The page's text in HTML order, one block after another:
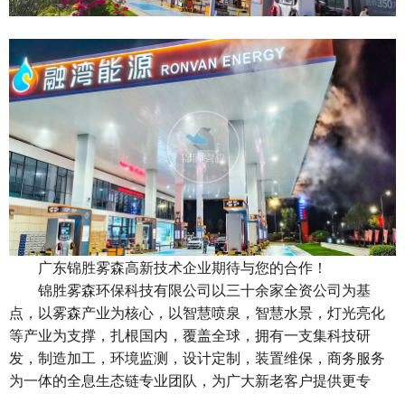
广东锦胜雾森高新技术企业期待与您的合作！
锦胜雾森环保科技有限公司以三十余家全资公司为基
点，以雾森产业为核心，以智慧喷泉，智慧水景，灯光亮化
等产业为支撑，扎根国内，覆盖全球，拥有一支集科技研
发，制造加工，环境监测，设计定制，装置维保，商务服务
为一体的全息生态链专业团队，为广大新老客户提供更专